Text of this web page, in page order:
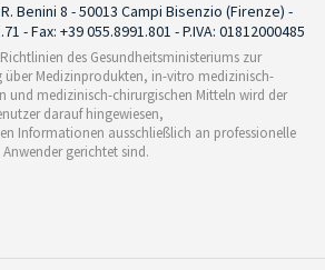
Benini 8 - 50013 Campi Bisenzio (Firenze) -
- Fax: +39 055.8991.801 - P.IVA: 01812000485
des Gesundheitsministeriums zur
über Medizinprodukten, in-vitro medizinisch-
und medizinisch-chirurgischen Mitteln wird der
darauf hingewiesen,
Informationen ausschließlich an professionelle
Anwender gerichtet sind.